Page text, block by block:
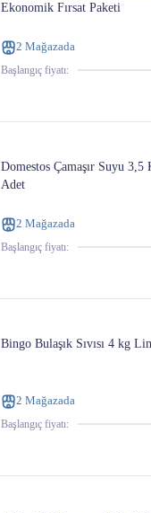
Ekonomik Fırsat Paketi
2 Mağazada
Başlangıç ​​fiyatı:
Domestos Çamaşır Suyu
Adet
2 Mağazada
Başlangıç ​​fiyatı:
Bingo Bulaşık Sıvısı 4 kg
2 Mağazada
Başlangıç ​​fiyatı: